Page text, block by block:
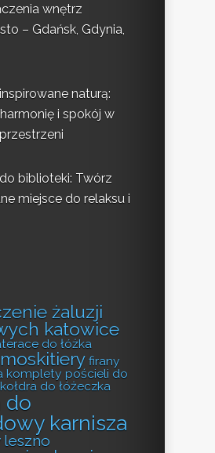
wnętrz
– Gdańsk, Gdynia,
naturą:
i spokój w
biblioteki: Twórz
miejsce do relaksu i
żaluzji
katowice
do łóżka
firany
komplety pościeli do
kołdra do łóżeczka
do
karnisza
leszno